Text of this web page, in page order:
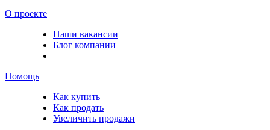
О проекте
Наши вакансии
Блог компании
Помощь
Как купить
Как продать
Увеличить продажи